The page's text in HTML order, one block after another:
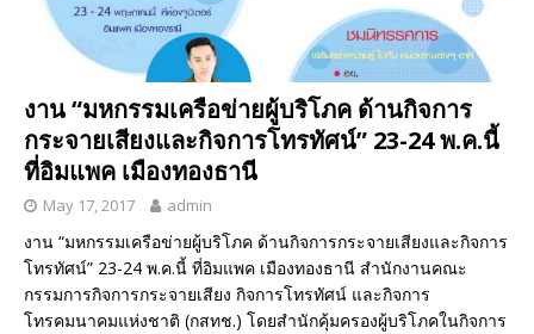
งาน “มหกรรมเครือข่ายผู้บริโภค ด้านกิจการ
กระจายเสียงและกิจการโทรทัศน์” 23-24 พ.ค.นี้
ที่อิมแพค เมืองทองธานี
May 17, 2017 admin
งาน “มหกรรมเครือข่ายผู้บริโภค ด้านกิจการกระจายเสียงและกิจการ
โทรทัศน์” 23-24 พ.ค.นี้ ที่อิมแพค เมืองทองธานี สำนักงานคณะ
กรรมการกิจการกระจายเสียง กิจการโทรทัศน์ และกิจการ
โทรคมนาคมแห่งชาติ (กสทช.) โดยสำนักคุ้มครองผู้บริโภคในกิจการ